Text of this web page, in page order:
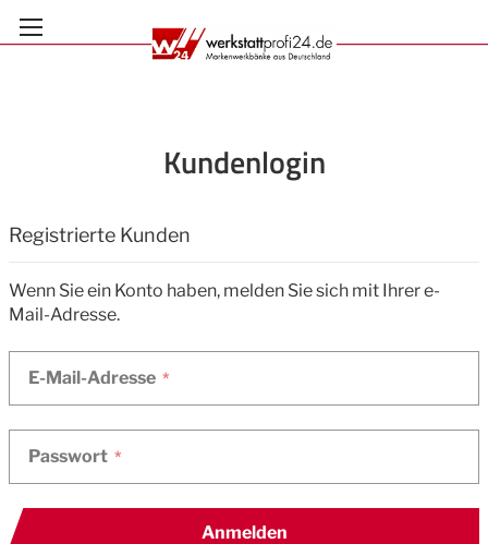
Inhalt
springen
Kundenlogin
Registrierte Kunden
Wenn Sie ein Konto haben, melden Sie sich mit Ihrer e-
Mail-Adresse.
E-Mail-Adresse
Passwort
Anmelden